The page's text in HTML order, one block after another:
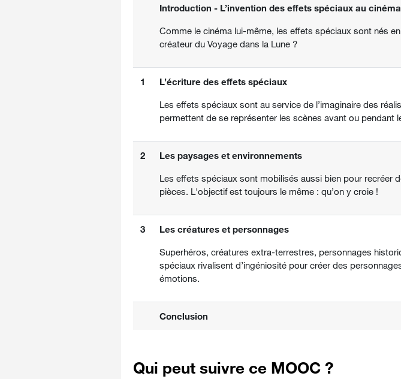
Introduction - L’invention des effets spéciaux au cinéma
Comme le cinéma lui-même, les effets spéciaux sont nés
créateur du Voyage dans la Lune ?
1 L’écriture des effets spéciaux
Les effets spéciaux sont au service de l’imaginaire des
permettent de se représenter les scènes avant ou pendant
2 Les paysages et environnements
Les effets spéciaux sont mobilisés aussi bien pour recréer
pièces. L'objectif est toujours le même : qu’on y croie !
3 Les créatures et personnages
Superhéros, créatures extra-terrestres, personnages
spéciaux rivalisent d’ingéniosité pour créer des
émotions.
Conclusion
Qui peut suivre ce MOOC ?